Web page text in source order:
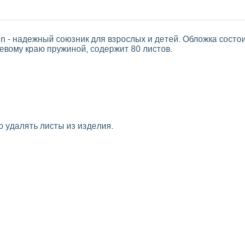
- надежный союзник для взрослых и детей. Обложка
краю пружиной, содержит 80 листов.
удобно удалять листы из изделия.